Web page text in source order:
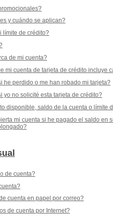
y cuándo se aplican?
límite de crédito?
de mi cuenta?
mi cuenta de tarjeta de crédito incluye
he perdido o me han robado mi tarjeta?
yo no solicité esta tarjeta de crédito?
disponible, saldo de la cuenta o límite
mi cuenta si he pagado el saldo en
de cuenta?
cuenta en papel por correo?
de cuenta por Internet?